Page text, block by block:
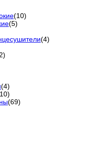
(10)
(5)
(4)
(4)
(69)